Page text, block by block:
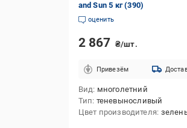
and Sun 5 кг (390)
оценить
2 867 ₴/шт.
Привезём
Вид многолетний
Тип теневыносливый
Цвет производителя